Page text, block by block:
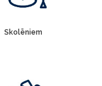
Skolēniem